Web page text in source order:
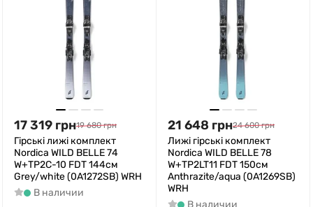
17 319 грн19 680 грн
Гірські лижі комплект
Nordica WILD BELLE 74
W+TP2C-10 FDT 144см
Grey/white (0A1272SB) WRH
В наличии
21 648 грн24 600 грн
Лижі гірські комплект
Nordica WILD BELLE 78
W+TP2LT11 FDT 150см
Anthrazite/aqua (0A1269SB)
WRH
В наличии